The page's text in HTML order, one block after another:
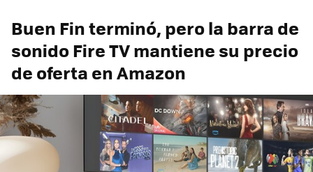
Buen Fin terminó, pero la barra de
sonido Fire TV mantiene su precio
de oferta en Amazon